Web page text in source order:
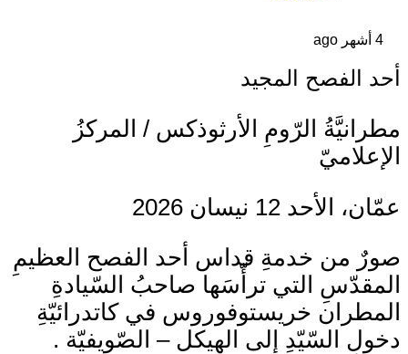
الفصح المجيد
الرّومِ الأرثوذكس / المركزُ
الأحد 12 نيسان 2026
من خدمةِ قداس أحد الفصح العظيمِ
التي ترأّسَها صاحبُ السّيادةِ
خريستوفوروس في كاتدرائيّةِ
السّيّدِ إلى الهيكل – الصّويفيّة .